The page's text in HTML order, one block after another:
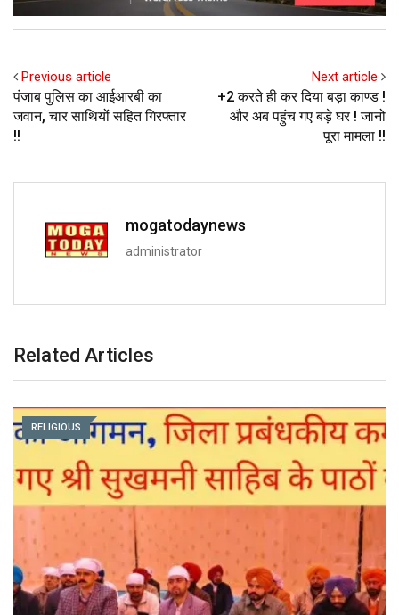
Previous article
पंजाब पुलिस का आईआरबी का
जवान, चार साथियों सहित गिरफ्तार
!!
Next article
+2 करते ही कर दिया बड़ा काण्ड !
और अब पहुंच गए बड़े घर ! जानो
पूरा मामला !!
mogatodaynews
administrator
Related Articles
RELIGIOUS